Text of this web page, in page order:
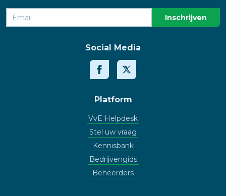
Social Media
Platform
VvE Helpdesk
Stel uw vraag
Kennisbank
Bedrijvengids
Beheerders